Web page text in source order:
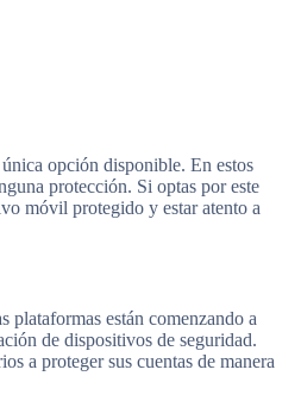
opción disponible. En estos
protección. Si optas por este
móvil protegido y estar atento a
están comenzando a
de dispositivos de seguridad.
a proteger sus cuentas de manera